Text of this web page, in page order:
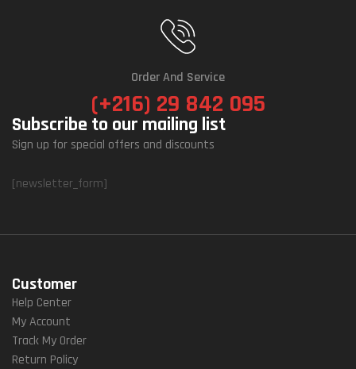
Order And Service
(+216) 29 842 095
Subscribe to our mailing list
Sign up for special offers and discounts
[newsletter_form]
Customer
Help Center
My Account
Track My Order
Return Policy